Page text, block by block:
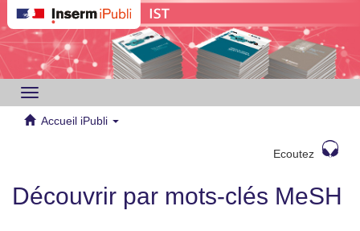
Toggle
navigation
Accueil iPubli
Ecoutez
Découvrir par mots-clés MeSH